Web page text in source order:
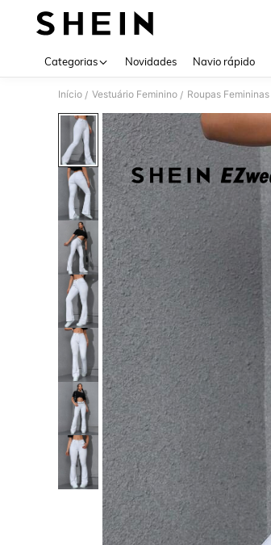
Categorias Novidades Navio rápido
Início / Vestuário Feminino / Roupas Femininas